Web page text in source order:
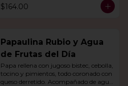
$164.00
Papaulina Rubio y Agua
de Frutas del Día
Papa rellena con jugoso bistec, cebolla,
tocino y pimientos, todo coronado con
queso derretido. Acompañado de agua